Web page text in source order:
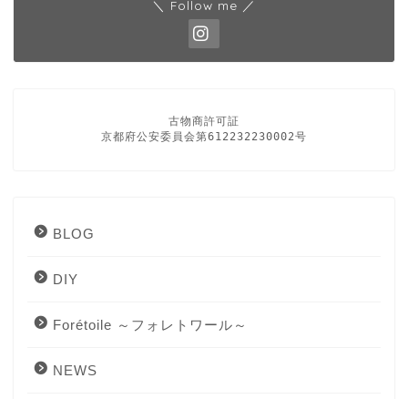
＼ Follow me ／
古物商許可証
京都府公安委員会第612232230002号
BLOG
DIY
Forétoile ～フォレトワール～
NEWS